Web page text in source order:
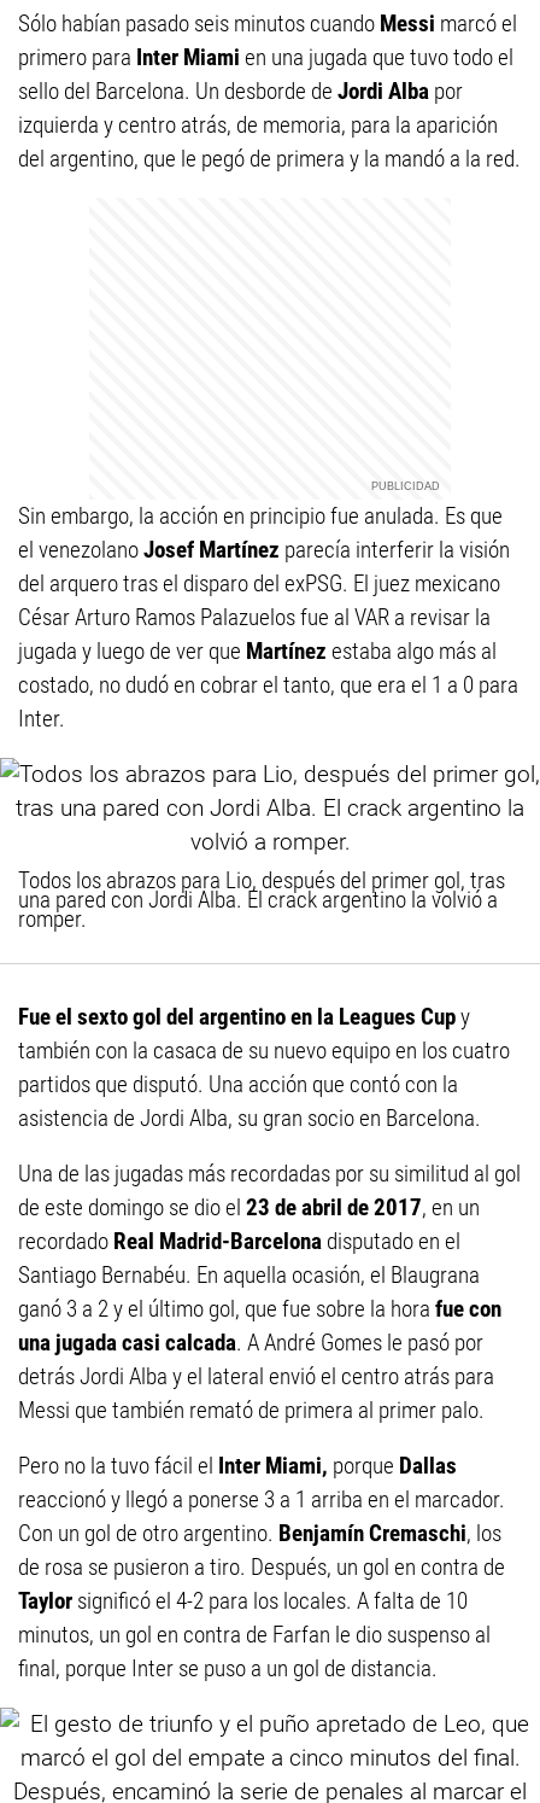
Sólo habían pasado seis minutos cuando Messi marcó el
primero para Inter Miami en una jugada que tuvo todo el
sello del Barcelona. Un desborde de Jordi Alba por
izquierda y centro atrás, de memoria, para la aparición
del argentino, que le pegó de primera y la mandó a la red.
Sin embargo, la acción en principio fue anulada. Es que
el venezolanoJosef Martínez parecía interferir la visión
del arquero tras el disparo del exPSG. El juez mexicano
César Arturo Ramos Palazuelos fue al VAR a revisar la
jugada y luego de ver que Martínez estaba algo más al
costado, no dudó en cobrar el tanto, que era el 1 a 0 para
Inter.
Todos los abrazos para Lio, después del primer gol, tras
una pared con Jordi Alba. El crack argentino la volvió a
romper.
Fue el sexto gol del argentino en la Leagues Cupy
también con la casaca de su nuevo equipo en los cuatro
partidos que disputó. Una acción que contó con la
asistencia de Jordi Alba, su gran socio en Barcelona.
Una de las jugadas más recordadas por su similitud al gol
de este domingo se dio el 23 de abril de 2017, en un
recordado Real Madrid-Barcelona disputado en el
Santiago Bernabéu. En aquella ocasión, el Blaugrana
ganó 3 a 2 y el último gol, que fue sobre la hora fue con
una jugada casi calcada. A André Gomes le pasó por
detrás Jordi Alba y el lateral envió el centro atrás para
Messi que también remató de primera al primer palo.
Pero no la tuvo fácil el Inter Miami, porque Dallas
reaccionó y llegó a ponerse 3 a 1 arriba en el marcador.
Con un gol de otro argentino. Benjamín Cremaschi, los
de rosa se pusieron a tiro. Después, un gol en contra de
Taylor significó el 4-2 para los locales. A falta de 10
minutos, un gol en contra de Farfan le dio suspenso al
final, porque Inter se puso a un gol de distancia.